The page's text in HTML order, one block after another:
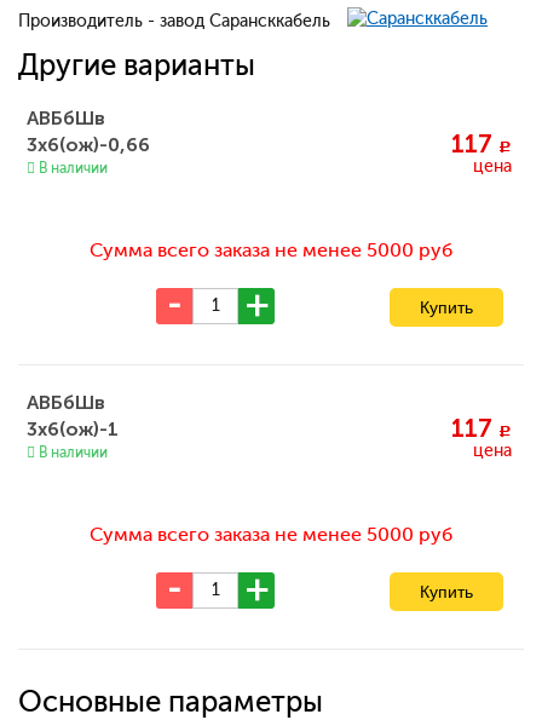
Производитель - завод Сарансккабель
Другие варианты
АВБбШв
3х6(ож)-0,66
В наличии
117 c
цена
Сумма всего заказа не менее 5000 руб
АВБбШв
3х6(ож)-1
В наличии
117 c
цена
Сумма всего заказа не менее 5000 руб
Основные параметры